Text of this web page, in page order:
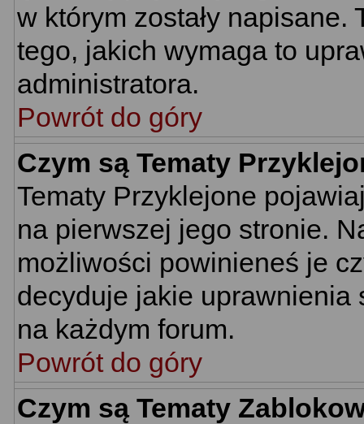
w którym zostały napisane.
tego, jakich wymaga to
administratora.
Powrót do góry
Czym są Tematy
Tematy Przyklejone
na pierwszej jego stronie.
możliwości powinieneś je
decyduje jakie uprawnienia
na każdym forum.
Powrót do góry
Czym są Tematy